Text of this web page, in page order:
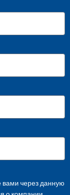
через данную